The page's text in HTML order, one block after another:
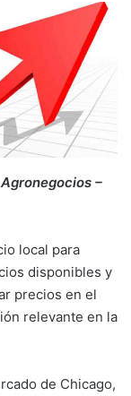
–
local para
disponibles y
precios en el
relevante en la
de Chicago,